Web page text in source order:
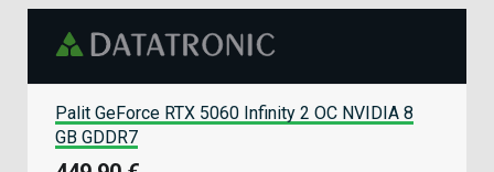
Palit GeForce RTX 5060 Infinity 2 OC NVIDIA 8
GB GDDR7